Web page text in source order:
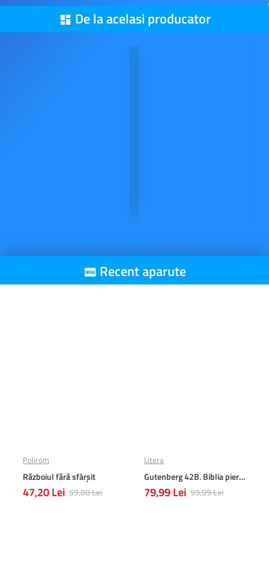
De la acelasi producator
Recent aparute
Polirom
Războiul fără sfârşit
47,20 Lei 59,00 Lei
Litera
Gutenberg 42B. Biblia pierduta
79,99 Lei 99,99 Lei